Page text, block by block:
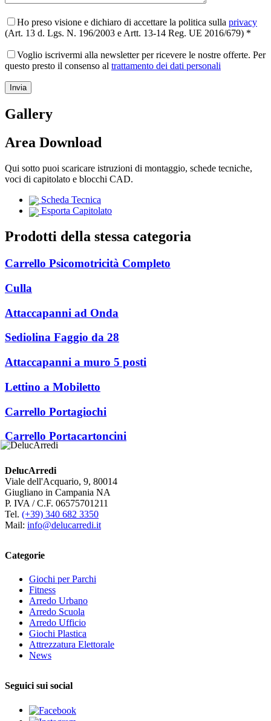
Ho preso visione e dichiaro di accettare la politica sulla privacy
(Art. 13 d. Lgs. N. 196/2003 e Artt. 13-14 Reg. UE 2016/679) *
Voglio iscrivermi alla newsletter per ricevere le nostre offerte. Per
questo presto il consenso al trattamento dei dati personali
Gallery
Area Download
Qui sotto puoi scaricare istruzioni di montaggio, schede tecniche,
voci di capitolato e blocchi CAD.
Scheda Tecnica
Esporta Capitolato
Prodotti della stessa categoria
Carrello Psicomotricità Completo
Culla
Attaccapanni ad Onda
Sediolina Faggio da 28
Attaccapanni a muro 5 posti
Lettino a Mobiletto
Carrello Portagiochi
Carrello Portacartoncini
DelucArredi
Viale dell'Acquario, 9, 80014
Giugliano in Campania NA
P. IVA / C.F. 06575701211
Tel. (+39) 340 682 3350
Mail: info@delucarredi.it
Categorie
Giochi per Parchi
Fitness
Arredo Urbano
Arredo Scuola
Arredo Ufficio
Giochi Plastica
Attrezzatura Elettorale
News
Seguici sui social